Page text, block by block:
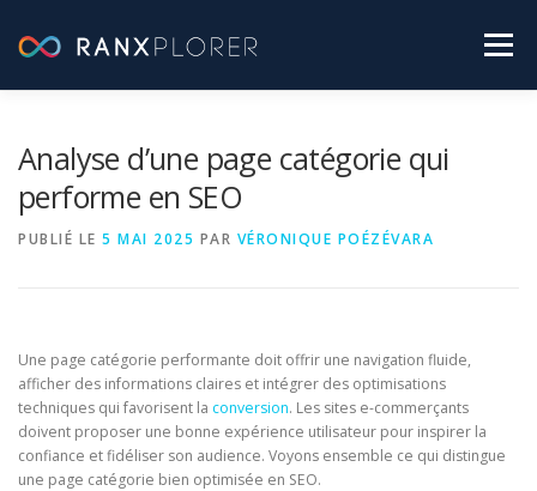
contenu
Menu
Analyse d’une page catégorie qui
performe en SEO
PUBLIÉ LE 5 MAI 2025 PAR VÉRONIQUE POÉZÉVARA
Une page catégorie performante doit offrir une navigation fluide,
afficher des informations claires et intégrer des optimisations
techniques qui favorisent la conversion. Les sites e-commerçants
doivent proposer une bonne expérience utilisateur pour inspirer la
confiance et fidéliser son audience. Voyons ensemble ce qui distingue
une page catégorie bien optimisée en SEO.